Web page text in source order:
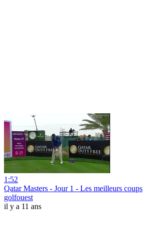
1:52
Qatar Masters - Jour 1 - Les meilleurs coups
golfouest
il y a 11 ans